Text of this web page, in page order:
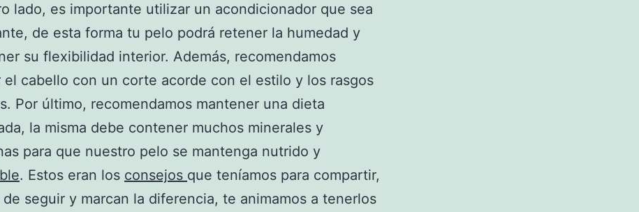
lado, es importante utilizar un acondicionador que sea
de esta forma tu pelo podrá retener la humedad y
su flexibilidad interior. Además, recomendamos
el cabello con un corte acorde con el estilo y los rasgos
Por último, recomendamos mantener una dieta
la misma debe contener muchos minerales y
para que nuestro pelo se mantenga nutrido y
. Estos eran los consejos que teníamos para compartir,
seguir y marcan la diferencia, te animamos a tenerlos